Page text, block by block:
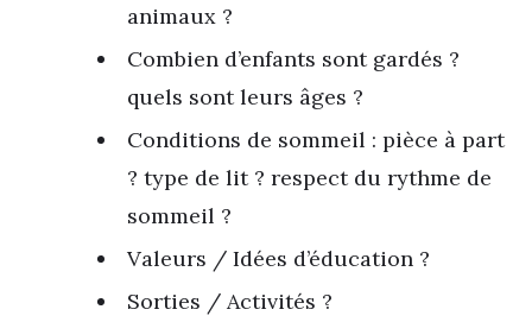
animaux ?
Combien d’enfants sont gardés ?
quels sont leurs âges ?
Conditions de sommeil : pièce à part
? type de lit ? respect du rythme de
sommeil ?
Valeurs / Idées d’éducation ?
Sorties / Activités ?